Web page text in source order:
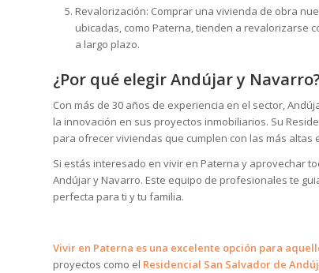
Revalorización: Comprar una vivienda de obra
ubicadas, como Paterna, tienden a revalorizarse
a largo plazo.
¿Por qué elegir Andújar y
Con más de 30 años de experiencia en el sector,
la innovación en sus proyectos inmobiliarios. Su
para ofrecer viviendas que cumplen con las más altas
Si estás interesado en vivir en Paterna y aprovechar
Andújar y Navarro. Este equipo de profesionales te
perfecta para ti y tu familia.
Vivir en Paterna es una excelente opción para
proyectos como el Residencial San Salvador de